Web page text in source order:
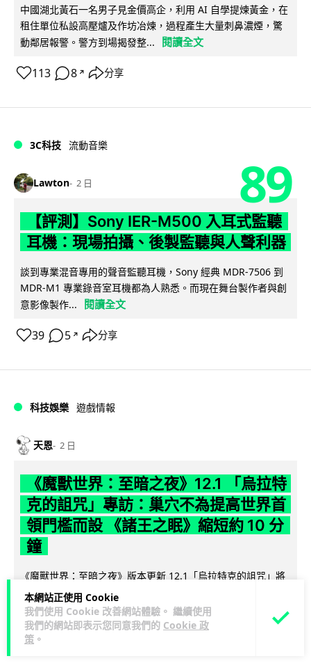
本網站正使用 Cookie
我們使用 Cookie 改善網站體驗。 繼續使用
我們的網站即表示您同意我們的 Cookie 政
策 。
中國湖北黃石一名男子見金價高企，利用 AI 自學提煉黃金，在
租住單位私設高壓爐及作坊冶煉，過程產生大量刺鼻濃煙，驚
動鄰居報警。警方到場揭發整...
閱讀全文
113 8 ↗ 分享
3C科技 流動音樂
Lawton 2 日 89
【評測】Sony IER-M500 入耳式監聽
耳機：現場拍攝、後製監聽與人聲利器
談到專業混音專用的聲音監聽耳機，Sony 經典 MDR-7506 到
MDR-M1 專業錄音室耳機都為人熟悉。而現在舞台製作者與創
意影像製作...
閱讀全文
39 5 ↗ 分享
科技娛樂 遊戲情報
天恩 2 日
《魔獸世界：至暗之夜》12.1 「烏拉特
克的詛咒」專訪：巢穴不為提高世界首
領門檻而設 《諸王之眠》縮短約 10 分
鐘
《魔獸世界：至暗之夜》版本更新 12.1「烏拉特克的詛咒」將
於 8 月 13 日正式上線，帶來全新區域「盤蛇島」、地城「毒牙
祭壇」、新型態世... 閱讀全文
116